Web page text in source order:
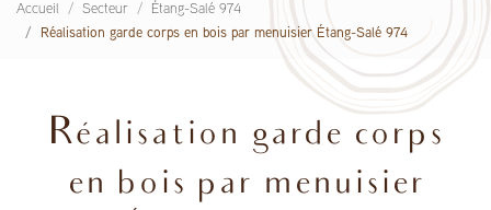
Accueil Secteur
Étang-Salé 974
Réalisation garde corps en bois par menuisier Étang-Salé 974
Réalisation garde corps
en bois par menuisier